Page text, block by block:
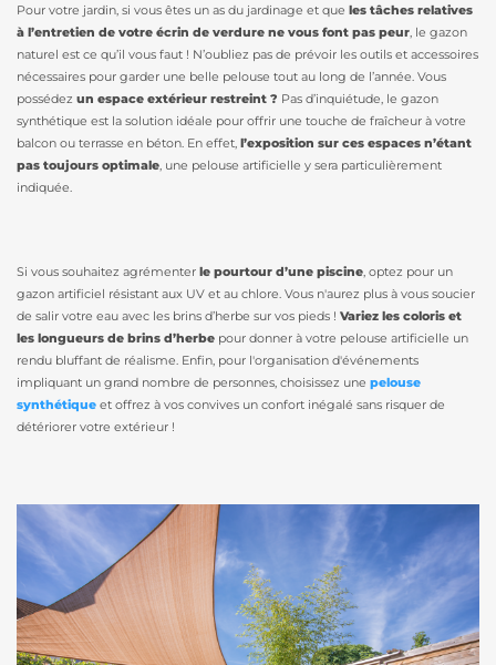
Pour votre jardin, si vous êtes un as du jardinage et que les tâches relatives
à l’entretien de votre écrin de verdure ne vous font pas peur, le gazon
naturel est ce qu’il vous faut ! N’oubliez pas de prévoir les outils et accessoires
nécessaires pour garder une belle pelouse tout au long de l’année. Vous
possédez un espace extérieur restreint ? Pas d’inquiétude, le gazon
synthétique est la solution idéale pour offrir une touche de fraîcheur à votre
balcon ou terrasse en béton. En effet, l’exposition sur ces espaces n’étant
pas toujours optimale, une pelouse artificielle y sera particulièrement
indiquée.
Si vous souhaitez agrémenter le pourtour d’une piscine, optez pour un
gazon artificiel résistant aux UV et au chlore. Vous n'aurez plus à vous soucier
de salir votre eau avec les brins d’herbe sur vos pieds ! Variez les coloris et
les longueurs de brins d’herbe pour donner à votre pelouse artificielle un
rendu bluffant de réalisme. Enfin, pour l'organisation d'événements
impliquant un grand nombre de personnes, choisissez une pelouse
synthétique et offrez à vos convives un confort inégalé sans risquer de
détériorer votre extérieur !